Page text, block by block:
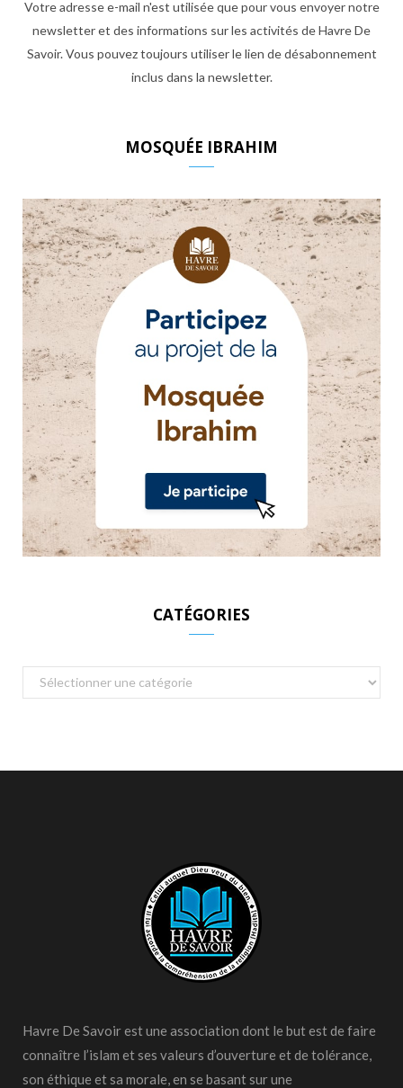
Votre adresse e-mail n'est utilisée que pour vous envoyer notre
newsletter et des informations sur les activités de Havre De
Savoir. Vous pouvez toujours utiliser le lien de désabonnement
inclus dans la newsletter.
MOSQUÉE IBRAHIM
CATÉGORIES
Catégories
Havre De Savoir est une association dont le but est de faire
connaître l’islam et ses valeurs d’ouverture et de tolérance,
son éthique et sa morale, en se basant sur une